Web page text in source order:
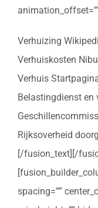
Verhuizing
Verhuiskosten
Verhuis
Belastingdienst en
Rijksoverheid
[/fusion_text][/
spacing=””